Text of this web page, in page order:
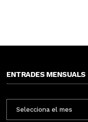
ENTRADES MENSUALS
MENSUALS